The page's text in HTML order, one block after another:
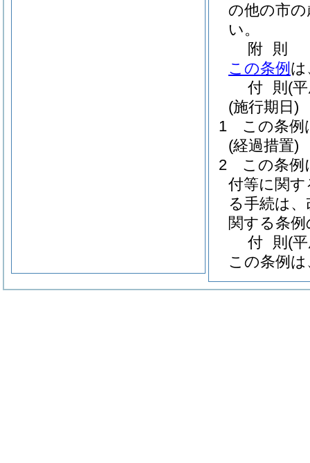
の他の市
い。
附 則
この条例 は
付 則 (
(施行期日)
1
この条例
(経過措置)
2
この条例
付等に関
る手続は
関する条
付 則 (
この条例